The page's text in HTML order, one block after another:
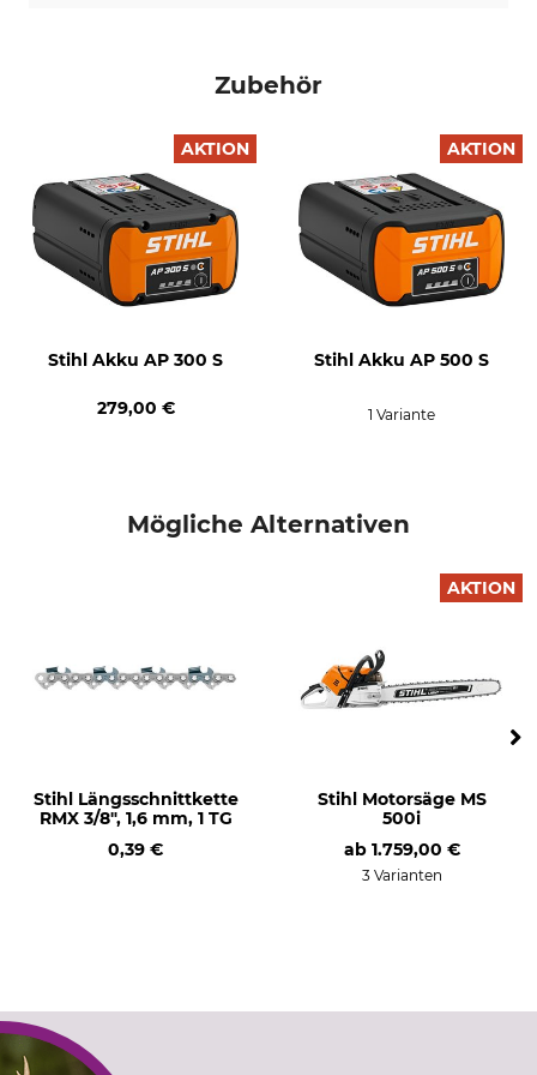
Zubehör
AKTION
Stihl Akku AP 300 S
279,00 €
AKTION
Stihl Akku AP 500 S
1 Variante
Mögliche Alternativen
Stihl Längsschnittkette
RMX 3/8", 1,6 mm, 1 TG
0,39 €
AKTION
Stihl Motorsäge MS
500i
ab 1.759,00 €
3 Varianten